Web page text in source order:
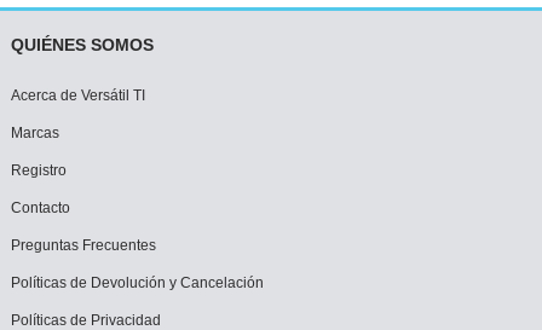
QUIÉNES SOMOS
Acerca de Versátil TI
Marcas
Registro
Contacto
Preguntas Frecuentes
Políticas de Devolución y Cancelación
Políticas de Privacidad